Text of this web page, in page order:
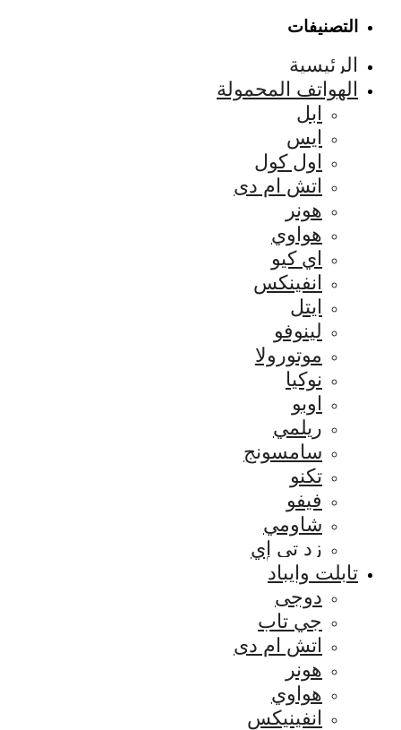
التصنيفات
الرئيسية
الهواتف المحمولة
ابل
ايس
اول كول
اتش ام دى
هونر
هواوي
اي كيو
انفينكس
ايتل
لينوفو
موتورولا
نوكيا
اوبو
ريلمي
سامسونج
تكنو
فيفو
شاومي
زد تي إي
تابلت وايباد
دوجى
جي تاب
اتش ام دى
هونر
هواوي
انفينيكس